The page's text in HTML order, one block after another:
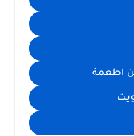
اطعمة